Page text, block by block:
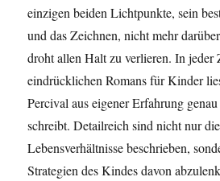
einzigen beiden Lichtpunkte, sein
und das Zeichnen, nicht mehr
droht allen Halt zu verlieren. In jeder
eindrücklichen Romans für Kinder
Percival aus eigener Erfahrung
schreibt. Detailreich sind nicht nur
Lebensverhältnisse beschrieben,
Strategien des Kindes davon